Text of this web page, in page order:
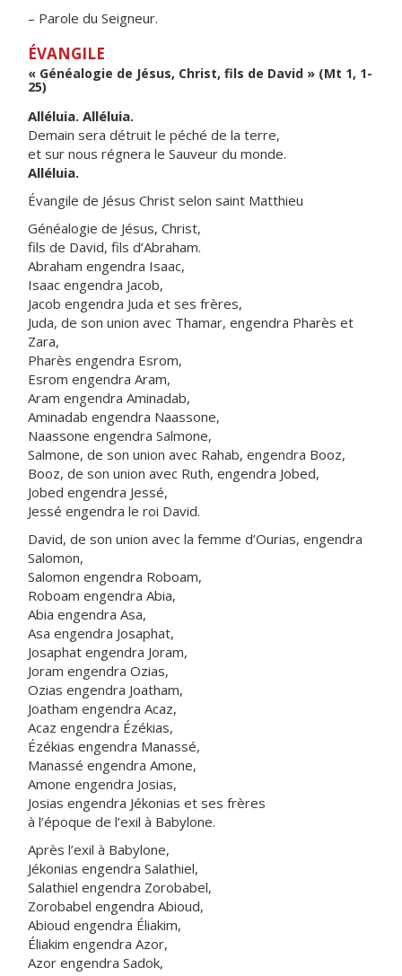
– Parole du Seigneur.
ÉVANGILE
« Généalogie de Jésus, Christ, fils de David » (Mt 1, 1-
25)
Alléluia. Alléluia.
Demain sera détruit le péché de la terre,
et sur nous régnera le Sauveur du monde.
Alléluia.
Évangile de Jésus Christ selon saint Matthieu
Généalogie de Jésus, Christ,
fils de David, fils d’Abraham.
Abraham engendra Isaac,
Isaac engendra Jacob,
Jacob engendra Juda et ses frères,
Juda, de son union avec Thamar, engendra Pharès et
Zara,
Pharès engendra Esrom,
Esrom engendra Aram,
Aram engendra Aminadab,
Aminadab engendra Naassone,
Naassone engendra Salmone,
Salmone, de son union avec Rahab, engendra Booz,
Booz, de son union avec Ruth, engendra Jobed,
Jobed engendra Jessé,
Jessé engendra le roi David.
David, de son union avec la femme d’Ourias, engendra
Salomon,
Salomon engendra Roboam,
Roboam engendra Abia,
Abia engendra Asa,
Asa engendra Josaphat,
Josaphat engendra Joram,
Joram engendra Ozias,
Ozias engendra Joatham,
Joatham engendra Acaz,
Acaz engendra Ézékias,
Ézékias engendra Manassé,
Manassé engendra Amone,
Amone engendra Josias,
Josias engendra Jékonias et ses frères
à l’époque de l’exil à Babylone.
Après l’exil à Babylone,
Jékonias engendra Salathiel,
Salathiel engendra Zorobabel,
Zorobabel engendra Abioud,
Abioud engendra Éliakim,
Éliakim engendra Azor,
Azor engendra Sadok,